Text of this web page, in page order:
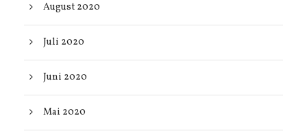
August 2020
Juli 2020
Juni 2020
Mai 2020